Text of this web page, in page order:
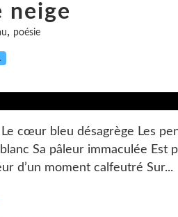
neige
, poésie
cœur bleu désagrège Les
Sa pâleur immaculée Est
d’un moment calfeutré Sur...